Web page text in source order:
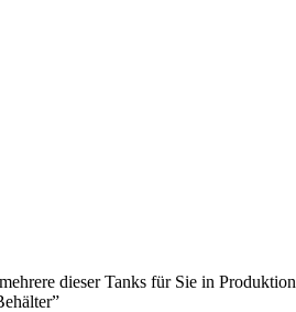
dieser Tanks für Sie in